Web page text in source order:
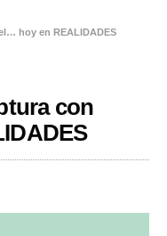
hoy en REALIDADES
con